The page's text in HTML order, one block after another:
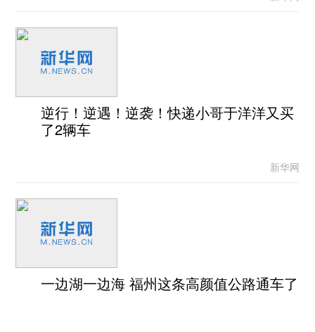
逆行！逆遇！逆袭！快递小哥于洋洋又买
了2辆车
新华网
一边湖一边海 福州这条高颜值公路通车了